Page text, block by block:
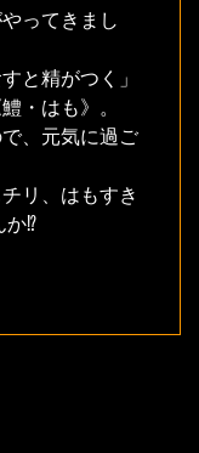
ってきまし
と精がつく」
・はも》。
、元気に過ご
リ、はもすき
か⁉